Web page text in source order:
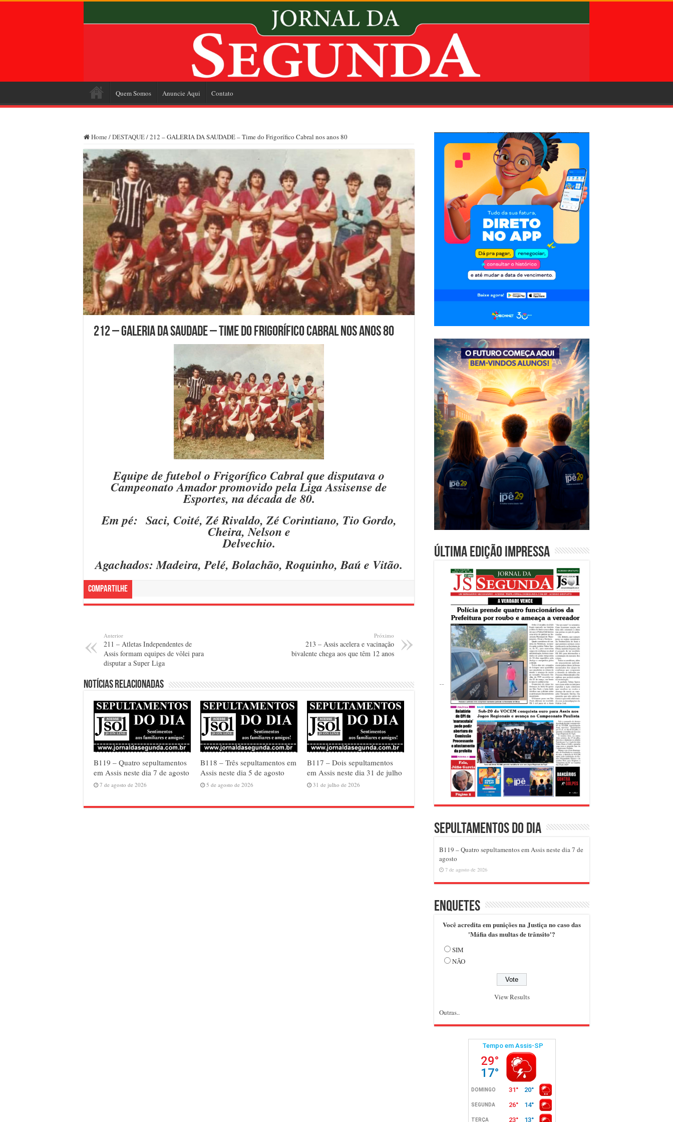
Quem Somos Anuncie Aqui Contato
Home /DESTAQUE/212 – GALERIA DA SAUDADE – Time do Frigorífico Cabral nos anos 80
212 – GALERIA DA SAUDADE – Time do Frigorífico Cabral nos anos 80
Equipe de futebol o Frigorífico Cabral que disputava o
Campeonato Amador promovido pela Liga Assisense de
Esportes, na década de 80.
Em pé: Saci, Coité, Zé Rivaldo, Zé Corintiano, Tio Gordo,
Cheira, Nelson e
Delvechio.
Agachados: Madeira, Pelé, Bolachão, Roquinho, Baú e Vitão.
Compartilhe
Anterior
211 – Atletas Independentes de
Assis formam equipes de vôlei para
disputar a Super Liga
Próximo
213 – Assis acelera e vacinação
bivalente chega aos que têm 12 anos
Notícias relacionadas
B119 – Quatro sepultamentos
em Assis neste dia 7 de agosto
7 de agosto de 2026
B118 – Três sepultamentos em
Assis neste dia 5 de agosto
5 de agosto de 2026
B117 – Dois sepultamentos
em Assis neste dia 31 de julho
31 de julho de 2026
Última edição impressa
Sepultamentos do dia
B119 – Quatro sepultamentos em Assis neste dia 7 de
agosto
7 de agosto de 2026
Enquetes
Você acredita em punições na Justiça no caso das
'Máfia das multas de trânsito'?
SIM
NÃO
View Results
Outras..